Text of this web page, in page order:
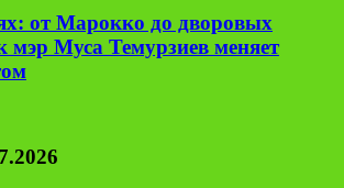
от Марокко до дворовых
Муса Темурзиев меняет